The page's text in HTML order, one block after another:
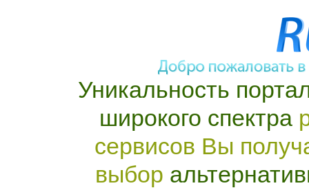
Уникальность
широкого спектра
сервисов Вы
выбор